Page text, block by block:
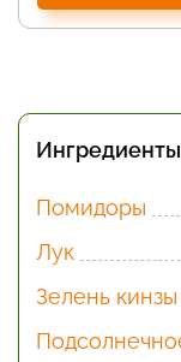
Ингредиенты
Помидоры
Лук
Зелень кинзы